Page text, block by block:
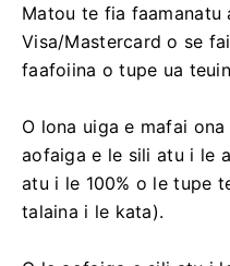
Matou te fia faamanatu
Visa/Mastercard o se
faafoiina o tupe ua
O lona uiga e mafai
aofaiga e le sili atu i le
atu i le 100% o le tupe
talaina i le kata).